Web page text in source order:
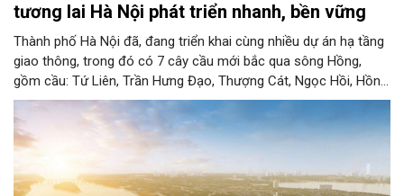
tương lai Hà Nội phát triển nhanh, bền vững
Thành phố Hà Nội đã, đang triển khai cùng nhiều dự án hạ tầng
giao thông, trong đó có 7 cây cầu mới bắc qua sông Hồng,
gồm cầu: Tứ Liên, Trần Hưng Đạo, Thượng Cát, Ngọc Hồi, Hồng
Hà, Mễ Sở và Vân Phúc. 7 cây cầu này vừa giải bài toán hạ tầng
giao thông Thủ đô, vừa thể hiện tầm nhìn chiến lược và cuộc
cách mạng không gian để định hình tương lai phát triển bền
vững Thủ đô trong kỷ nguyên mới.